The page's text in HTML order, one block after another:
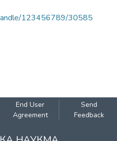
123456789/30585
End User
Agreement
Send
Feedback